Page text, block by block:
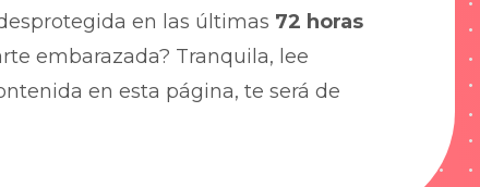
en las últimas 72 horas
embarazada? Tranquila, lee
en esta página, te será de